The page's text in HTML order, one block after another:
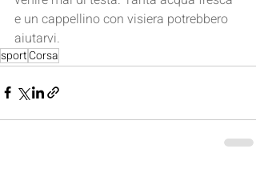
e un cappellino con visiera potrebbero
aiutarvi.
sportCorsa